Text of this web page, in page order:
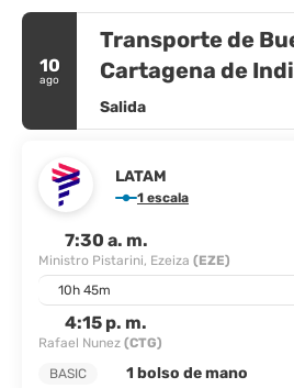
10
ago
Transporte de
Cartagena de
Salida
LATAM
1 escala
7:30 a. m.
Ministro Pistarini, Ezeiza (EZE)
10h 45m
4:15 p. m.
Rafael Nunez (CTG)
BASIC
1 bolso de mano